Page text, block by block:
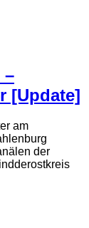
–
[Update]
am
der